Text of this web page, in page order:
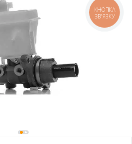
КНОПКА
ЗВ'ЯЗКУ